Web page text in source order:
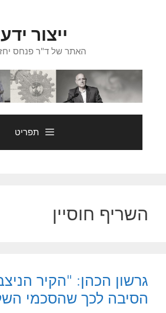
ייצור ידע
האתר של ד"ר פנחס
תפריט
השריף חוסיין
גרשון הכהן: "הקיר
הסיבה לכך שהסכמי